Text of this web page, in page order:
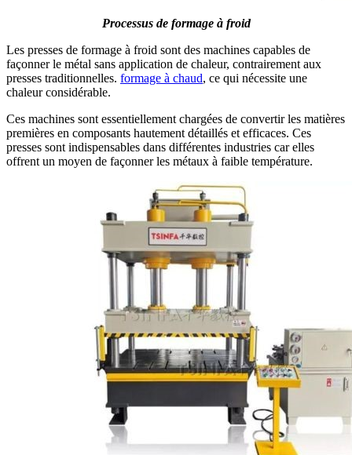
Processus de formage à froid
Les presses de formage à froid sont des machines capables de
façonner le métal sans application de chaleur, contrairement aux
presses traditionnelles. formage à chaud, ce qui nécessite une
chaleur considérable.
Ces machines sont essentiellement chargées de convertir les matières
premières en composants hautement détaillés et efficaces. Ces
presses sont indispensables dans différentes industries car elles
offrent un moyen de façonner les métaux à faible température.